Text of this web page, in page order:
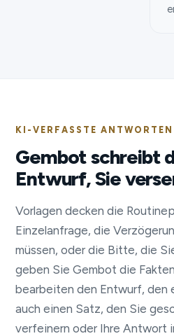
KI-VERFASSTE ANTWORTEN
Gembot schreibt
Entwurf, Sie
Vorlagen decken die
Einzelanfrage, die
müssen, oder die Bitte, die
geben Sie Gembot die
bearbeiten den Entwurf, den
auch einen Satz, den Sie
verfeinern oder Ihre Antwort